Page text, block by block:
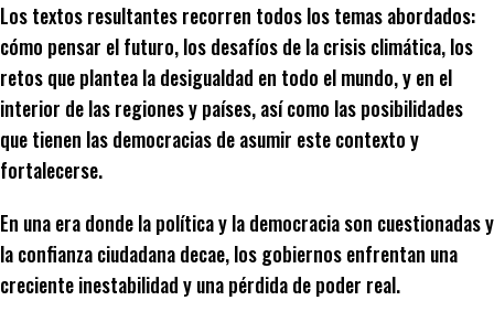
Los textos resultantes recorren todos los temas abordados:
cómo pensar el futuro, los desafíos de la crisis climática, los
retos que plantea la desigualdad en todo el mundo, y en el
interior de las regiones y países, así como las posibilidades
que tienen las democracias de asumir este contexto y
fortalecerse.
En una era donde la política y la democracia son cuestionadas y
la confianza ciudadana decae, los gobiernos enfrentan una
creciente inestabilidad y una pérdida de poder real.